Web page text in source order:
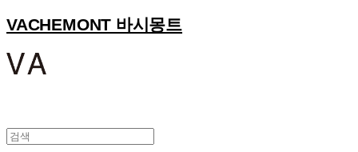
VACHEMONT 바시몽트